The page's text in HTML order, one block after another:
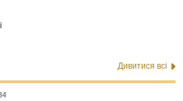
Дивитися всі